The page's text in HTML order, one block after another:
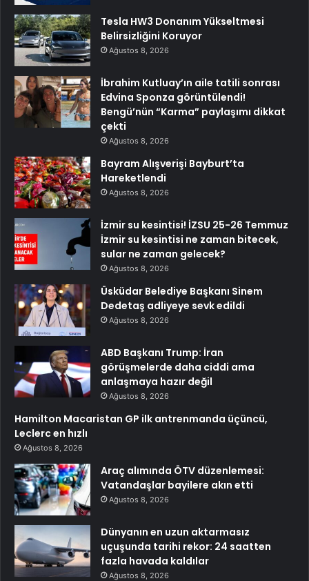
Tesla HW3 Donanım Yükseltmesi
Belirsizliğini Koruyor
Ağustos 8, 2026
İbrahim Kutluay’ın aile tatili sonrası
Edvina Sponza görüntülendi!
Bengü’nün “Karma” paylaşımı dikkat
çekti
Ağustos 8, 2026
Bayram Alışverişi Bayburt’ta
Hareketlendi
Ağustos 8, 2026
İzmir su kesintisi! İZSU 25-26 Temmuz
İzmir su kesintisi ne zaman bitecek,
sular ne zaman gelecek?
Ağustos 8, 2026
Üsküdar Belediye Başkanı Sinem
Dedetaş adliyeye sevk edildi
Ağustos 8, 2026
ABD Başkanı Trump: İran
görüşmelerde daha ciddi ama
anlaşmaya hazır değil
Ağustos 8, 2026
Hamilton Macaristan GP ilk antrenmanda üçüncü,
Leclerc en hızlı
Ağustos 8, 2026
Araç alımında ÖTV düzenlemesi:
Vatandaşlar bayilere akın etti
Ağustos 8, 2026
Dünyanın en uzun aktarmasız
uçuşunda tarihi rekor: 24 saatten
fazla havada kaldılar
Ağustos 8, 2026